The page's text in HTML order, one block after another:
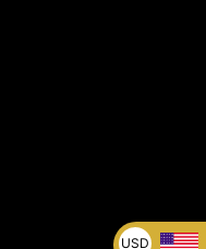
USD